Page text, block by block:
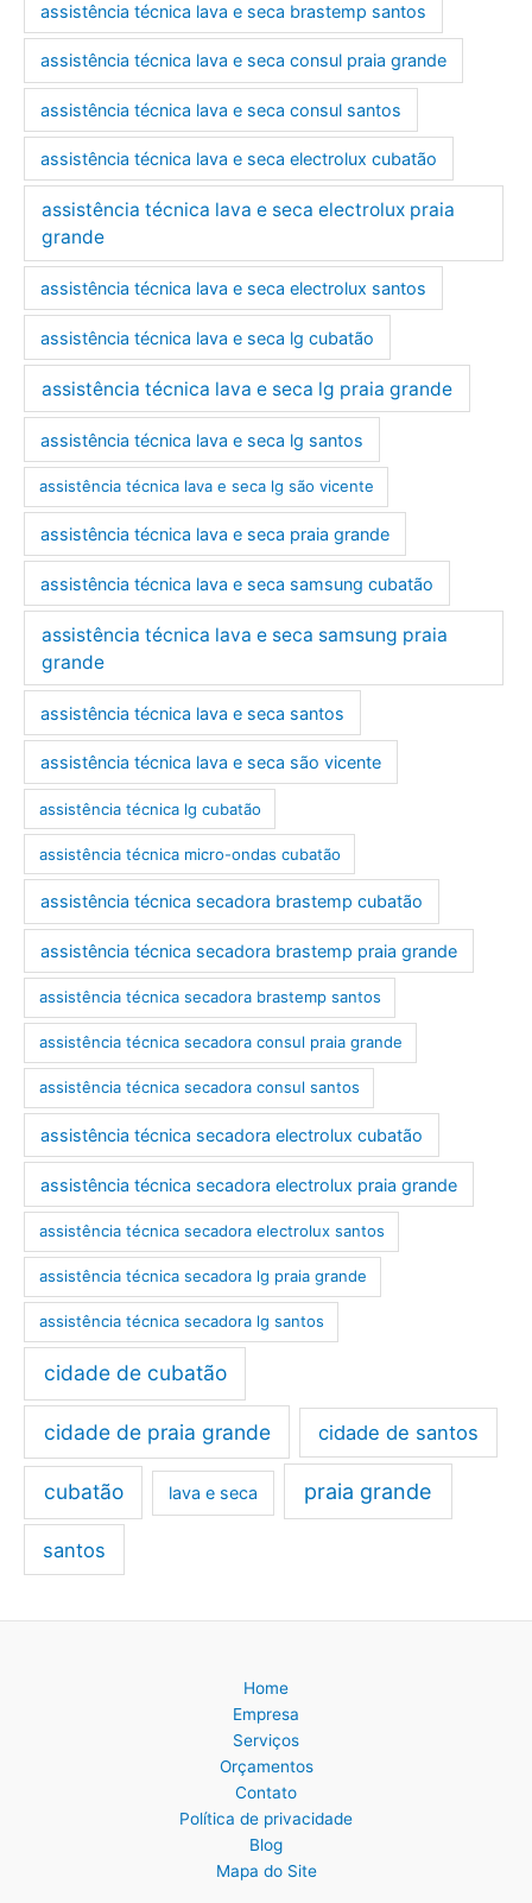
assistência técnica lava e seca brastemp santos
assistência técnica lava e seca consul praia grande
assistência técnica lava e seca consul santos
assistência técnica lava e seca electrolux cubatão
assistência técnica lava e seca electrolux praia
grande
assistência técnica lava e seca electrolux santos
assistência técnica lava e seca lg cubatão
assistência técnica lava e seca lg praia grande
assistência técnica lava e seca lg santos
assistência técnica lava e seca lg são vicente
assistência técnica lava e seca praia grande
assistência técnica lava e seca samsung cubatão
assistência técnica lava e seca samsung praia
grande
assistência técnica lava e seca santos
assistência técnica lava e seca são vicente
assistência técnica lg cubatão
assistência técnica micro-ondas cubatão
assistência técnica secadora brastemp cubatão
assistência técnica secadora brastemp praia grande
assistência técnica secadora brastemp santos
assistência técnica secadora consul praia grande
assistência técnica secadora consul santos
assistência técnica secadora electrolux cubatão
assistência técnica secadora electrolux praia grande
assistência técnica secadora electrolux santos
assistência técnica secadora lg praia grande
assistência técnica secadora lg santos
cidade de cubatão
cidade de praia grande cidade de santos
cubatão lava e seca praia grande
santos
Home
Empresa
Serviços
Orçamentos
Contato
Política de privacidade
Blog
Mapa do Site